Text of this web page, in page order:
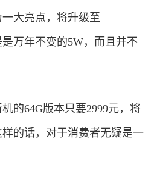
大亮点，将升级至
万年不变的5W，而且并不
的64G版本只要2999元，将
的话，对于消费者无疑是一